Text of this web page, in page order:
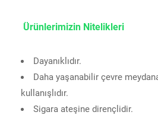
Ürünlerimizin Nitelikleri
Dayanıklıdır.
Daha yaşanabilir çevre
kullanışlıdır.
Sigara ateşine dirençlidir.